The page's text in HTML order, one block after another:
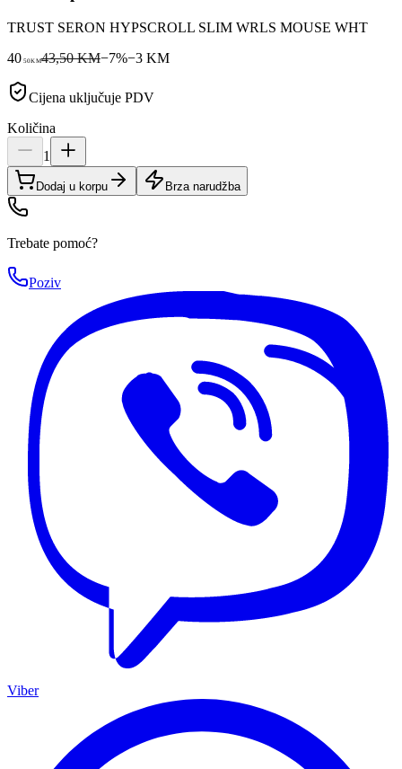
TRUST SERON HYPSCROLL SLIM WRLS MOUSE WHT
40 50KM43,50 KM−7%−3KM
Cijena uključuje PDV
Količina
1
Dodaj u korpu Brza narudžba
Trebate pomoć?
Poziv
Viber